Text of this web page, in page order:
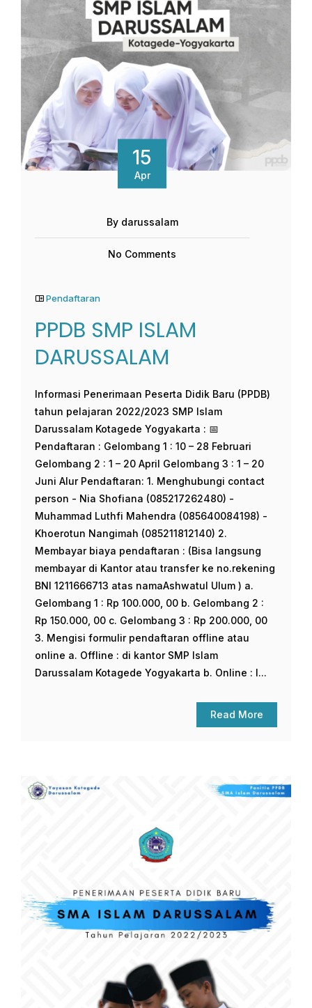
15
Apr
By darussalam
No Comments
Pendaftaran
PPDB SMP ISLAM
DARUSSALAM
Informasi Penerimaan Peserta Didik Baru (PPDB)
tahun pelajaran 2022/2023 SMP Islam
Darussalam Kotagede Yogyakarta : 📅
Pendaftaran : Gelombang 1 : 10 – 28 Februari
Gelombang 2 : 1 – 20 April Gelombang 3 : 1 – 20
Juni Alur Pendaftaran: 1. Menghubungi contact
person - Nia Shofiana (085217262480) -
Muhammad Luthfi Mahendra (085640084198) -
Khoerotun Nangimah (085211812140) 2.
Membayar biaya pendaftaran : (Bisa langsung
membayar di Kantor atau transfer ke no.rekening
BNI 1211666713 atas namaAshwatul Ulum ) a.
Gelombang 1 : Rp 100.000, 00 b. Gelombang 2 :
Rp 150.000, 00 c. Gelombang 3 : Rp 200.000, 00
3. Mengisi formulir pendaftaran offline atau
online a. Offline : di kantor SMP Islam
Darussalam Kotagede Yogyakarta b. Online : l...
Read More